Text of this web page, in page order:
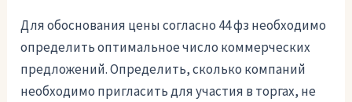
Для обоснования цены согласно 44 фз необходимо
определить оптимальное число коммерческих
предложений. Определить, сколько компаний
необходимо пригласить для участия в торгах, не